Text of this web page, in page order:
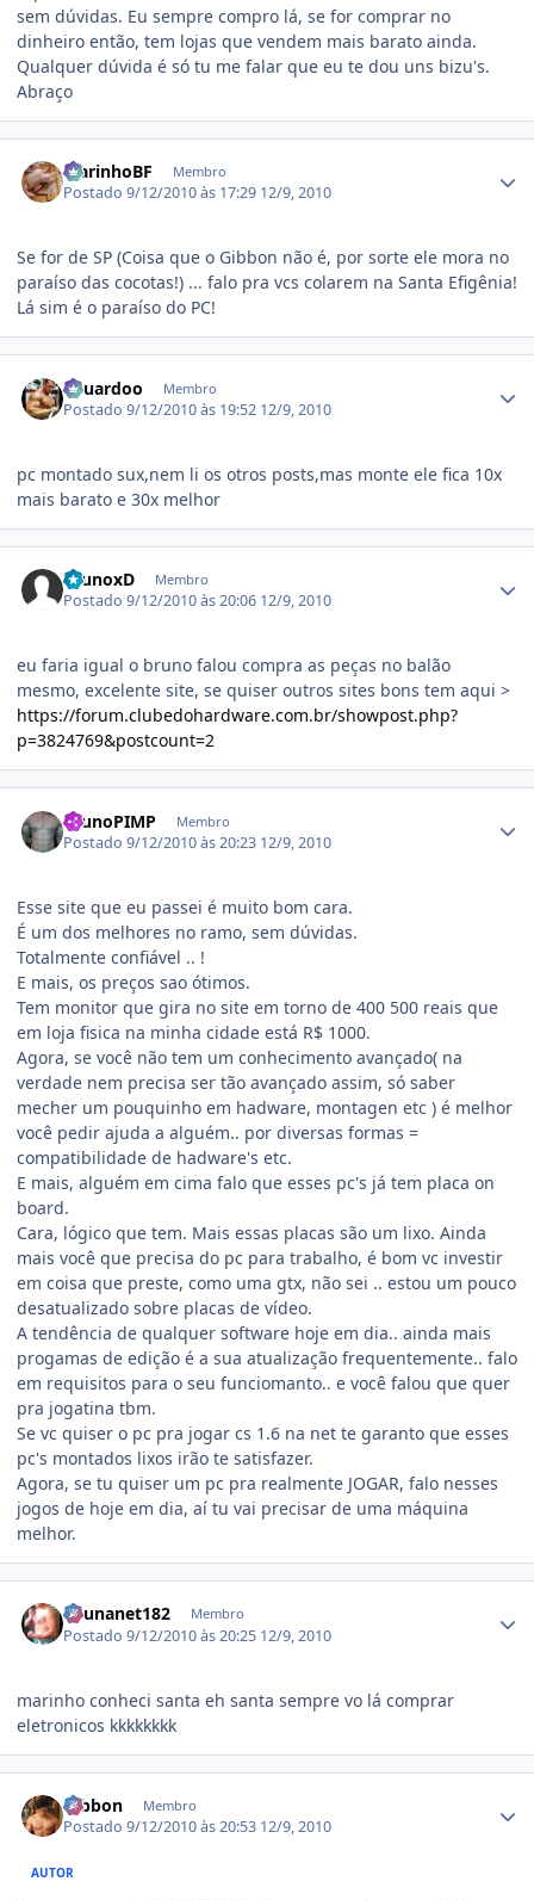
sem dúvidas. Eu sempre compro lá, se for comprar no
dinheiro então, tem lojas que vendem mais barato ainda.
Qualquer dúvida é só tu me falar que eu te dou uns bizu's.
Abraço
MarinhoBF Membro
Postado9/12/2010 às 17:29 12/9, 2010
Se for de SP (Coisa que o Gibbon não é, por sorte ele mora no
paraíso das cocotas!) ... falo pra vcs colarem na Santa Efigênia!
Lá sim é o paraíso do PC!
Eduardoo Membro
Postado9/12/2010 às 19:52 12/9, 2010
pc montado sux,nem li os otros posts,mas monte ele fica 10x
mais barato e 30x melhor
BrunoxD Membro
Postado9/12/2010 às 20:06 12/9, 2010
eu faria igual o bruno falou compra as peças no balão
mesmo, excelente site, se quiser outros sites bons tem aqui >
https://forum.clubedohardware.com.br/showpost.php?
p=3824769&postcount=2
brunoPIMP Membro
Postado9/12/2010 às 20:23 12/9, 2010
Esse site que eu passei é muito bom cara.
É um dos melhores no ramo, sem dúvidas.
Totalmente confiável .. !
E mais, os preços sao ótimos.
Tem monitor que gira no site em torno de 400 500 reais que
em loja fisica na minha cidade está R$ 1000.
Agora, se você não tem um conhecimento avançado( na
verdade nem precisa ser tão avançado assim, só saber
mecher um pouquinho em hadware, montagen etc ) é melhor
você pedir ajuda a alguém.. por diversas formas =
compatibilidade de hadware's etc.
E mais, alguém em cima falo que esses pc's já tem placa on
board.
Cara, lógico que tem. Mais essas placas são um lixo. Ainda
mais você que precisa do pc para trabalho, é bom vc investir
em coisa que preste, como uma gtx, não sei .. estou um pouco
desatualizado sobre placas de vídeo.
A tendência de qualquer software hoje em dia.. ainda mais
progamas de edição é a sua atualização frequentemente.. falo
em requisitos para o seu funciomanto.. e você falou que quer
pra jogatina tbm.
Se vc quiser o pc pra jogar cs 1.6 na net te garanto que esses
pc's montados lixos irão te satisfazer.
Agora, se tu quiser um pc pra realmente JOGAR, falo nesses
jogos de hoje em dia, aí tu vai precisar de uma máquina
melhor.
edunanet182 Membro
Postado9/12/2010 às 20:25 12/9, 2010
marinho conheci santa eh santa sempre vo lá comprar
eletronicos kkkkkkkk
Gibbon Membro
Postado9/12/2010 às 20:53 12/9, 2010
AUTOR